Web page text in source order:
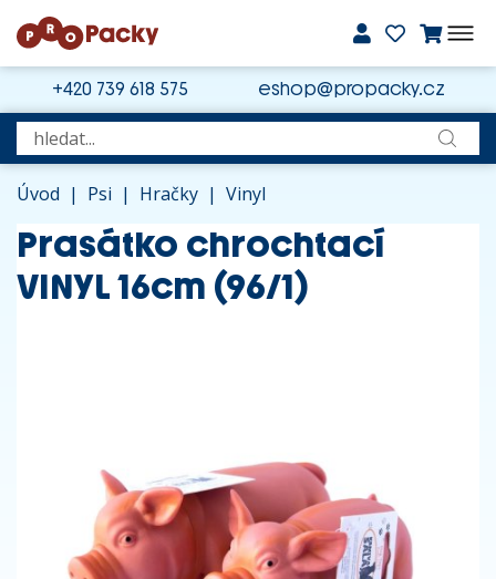
+420 739 618 575 eshop@propacky.cz
Úvod | Psi | Hračky | Vinyl
Prasátko chrochtací
VINYL 16cm (96/1)